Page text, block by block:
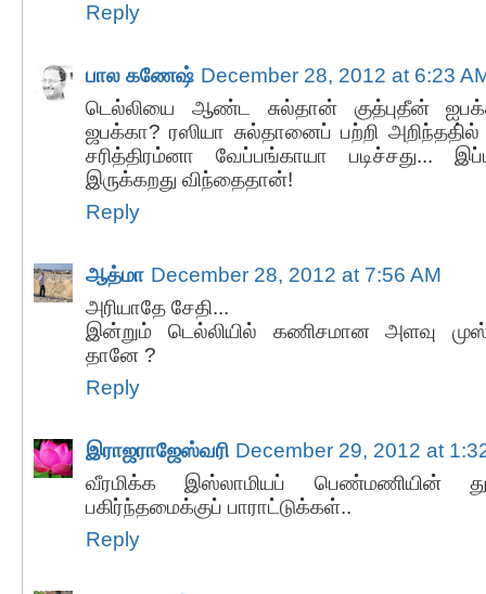
Reply
பால கணேஷ் December 28, 2012 at 6:23
டெல்லியை ஆண்ட சுல்தான் குத்புதீன்
ஜபக்கா? ரஸியா சுல்தானைப் பற்றி
சரித்திரம்னா வேப்பங்காயா படிச்சது...
இருக்கறது விந்தைதான்!
Reply
ஆத்மா December 28, 2012 at 7:56 AM
அரியாதே சேதி...
இன்றும் டெல்லியில் கணிசமான அளவு
தானே ?
Reply
இராஜராஜேஸ்வரி December 29, 2012 at
வீரமிக்க இஸ்லாமியப் பெண்மணியின்
பகிர்ந்தமைக்குப் பாராட்டுக்கள்..
Reply